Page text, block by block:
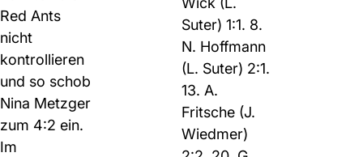
Red Ants
nicht
kontrollieren
und so schob
Nina Metzger
zum 4:2 ein.
Im
Suter) 1:1. 8.
N. Hoffmann
(L. Suter) 2:1.
13. A.
Fritsche (J.
Wiedmer)